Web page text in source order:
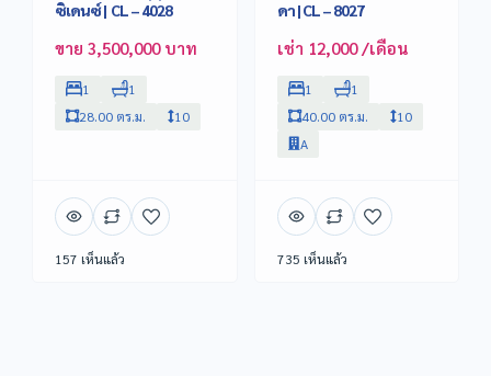
ซิเดนซ์ | CL – 4028
ขาย 3,500,000 บาท
1
1
28.00 ตร.ม.
10
157 เห็นแล้ว
ดา | CL – 8027
เช่า 12,000 /เดือน
1
1
40.00 ตร.ม.
10
A
735 เห็นแล้ว